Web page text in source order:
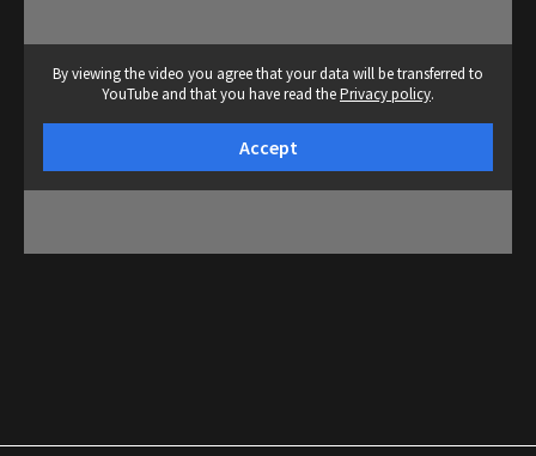
By viewing the video you agree that your data will be transferred to
YouTube and that you have read thePrivacy policy.
Accept